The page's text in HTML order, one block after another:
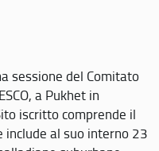
sessione del Comitato
a Pukhet in
iscritto comprende il
include al suo interno 23